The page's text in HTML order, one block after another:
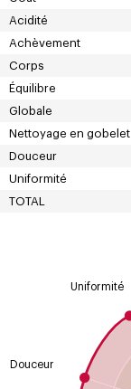
Acidité
Achèvement
Corps
Équilibre
Globale
Nettoyage en gobelet
Douceur
Uniformité
TOTAL
Douceur
Uniformité